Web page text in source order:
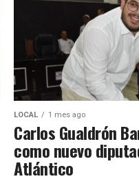
LOCAL 1 mes ago
Carlos Gualdrón
como nuevo
Atlántico